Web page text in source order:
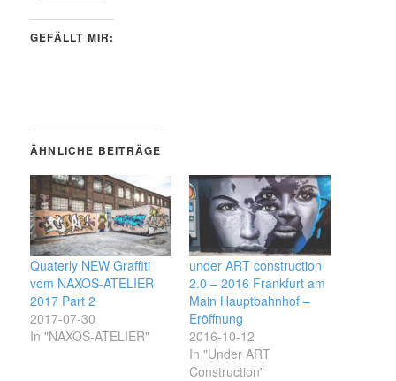
GEFÄLLT MIR:
ÄHNLICHE BEITRÄGE
Quaterly NEW Graffiti
vom NAXOS-ATELIER
2017 Part 2
2017-07-30
In "NAXOS-ATELIER"
under ART construction
2.0 – 2016 Frankfurt am
Main Hauptbahnhof –
Eröffnung
2016-10-12
In "Under ART
Construction"